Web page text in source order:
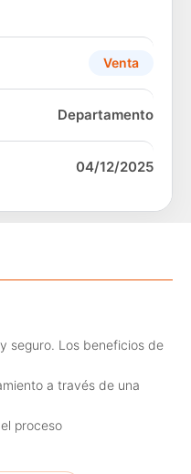
Venta
Departamento
04/12/2025
seguro. Los beneficios de
a través de una
proceso